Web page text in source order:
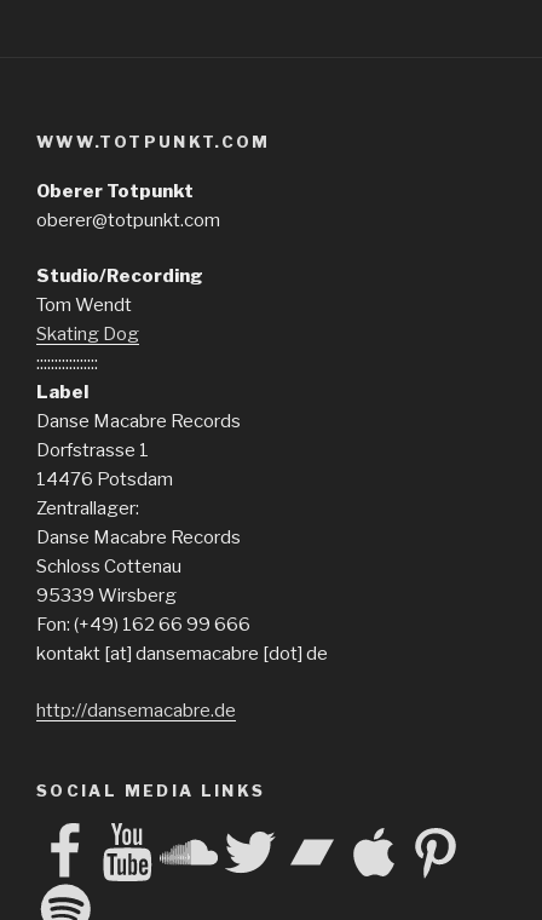
WWW.TOTPUNKT.COM
Oberer Totpunkt
oberer@totpunkt.com
Studio/Recording
Tom Wendt
Skating Dog
:::::::::::::::::
Label
Danse Macabre Records
Dorfstrasse 1
14476 Potsdam
Zentrallager:
Danse Macabre Records
Schloss Cottenau
95339 Wirsberg
Fon: (+49) 162 66 99 666
kontakt [at] dansemacabre [dot] de
http://dansemacabre.de
SOCIAL MEDIA LINKS
FacebookYouTube SoundCloud
Twitter Apple Pinterest
Spotify